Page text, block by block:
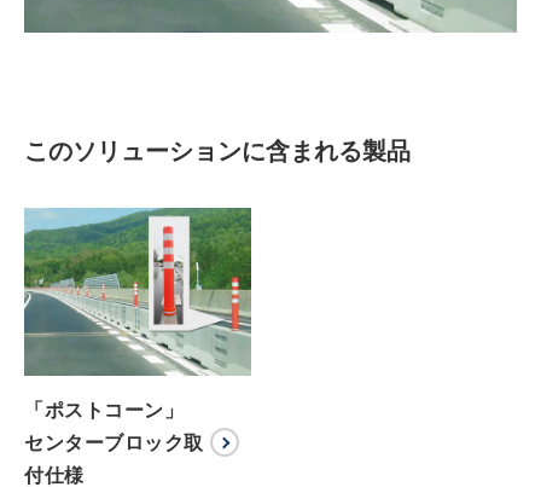
このソリューションに含まれる製品
「ポストコーン」
センターブロック取
付仕様